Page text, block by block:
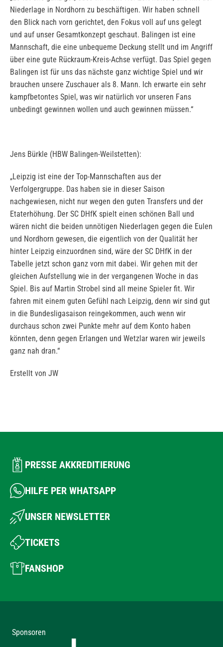
Niederlage in Nordhorn zu beschäftigen. Wir haben schnell
den Blick nach vorn gerichtet, den Fokus voll auf uns gelegt
und auf unser Gesamtkonzept geschaut. Balingen ist eine
Mannschaft, die eine unbequeme Deckung stellt und im Angriff
über eine gute Rückraum-Kreis-Achse verfügt. Das Spiel gegen
Balingen ist für uns das nächste ganz wichtige Spiel und wir
brauchen unsere Zuschauer als 8. Mann. Ich erwarte ein sehr
kampfbetontes Spiel, was wir natürlich vor unseren Fans
unbedingt gewinnen wollen und auch gewinnen müssen.“
Jens Bürkle (HBW Balingen-Weilstetten):
„Leipzig ist eine der Top-Mannschaften aus der
Verfolgergruppe. Das haben sie in dieser Saison
nachgewiesen, nicht nur wegen den guten Transfers und der
Etaterhöhung. Der SC DHfK spielt einen schönen Ball und
wären nicht die beiden unnötigen Niederlagen gegen die Eulen
und Nordhorn gewesen, die eigentlich von der Qualität her
hinter Leipzig einzuordnen sind, wäre der SC DHfK in der
Tabelle jetzt schon ganz vorn mit dabei. Wir gehen mit der
gleichen Aufstellung wie in der vergangenen Woche in das
Spiel. Bis auf Martin Strobel sind all meine Spieler fit. Wir
fahren mit einem guten Gefühl nach Leipzig, denn wir sind gut
in die Bundesligasaison reingekommen, auch wenn wir
durchaus schon zwei Punkte mehr auf dem Konto haben
könnten, denn gegen Erlangen und Wetzlar waren wir jeweils
ganz nah dran.“
Erstellt von JW
PRESSE AKKREDITIERUNG
HILFE PER WHATSAPP
UNSER NEWSLETTER
TICKETS
FANSHOP
Sponsoren